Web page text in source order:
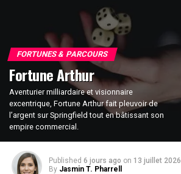
FORTUNES & PARCOURS
Fortune Arthur
Aventurier milliardaire et visionnaire
excentrique, Fortune Arthur fait pleuvoir de
l’argent sur Springfield tout en bâtissant son
empire commercial.
Published 6 jours ago on 13 juillet 2026
By Jasmin T. Pharrell